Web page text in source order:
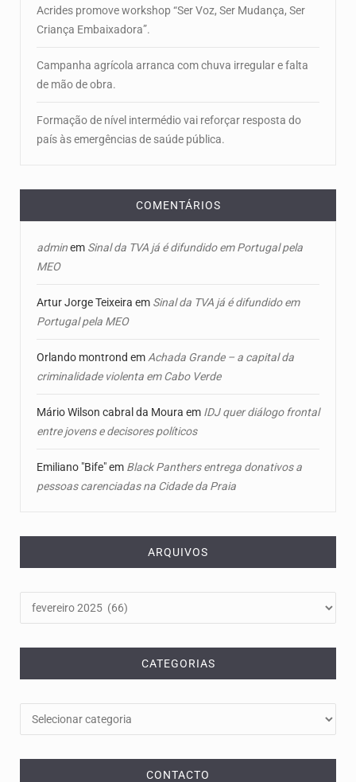
Acrides promove workshop “Ser Voz, Ser Mudança, Ser
Criança Embaixadora”.
Campanha agrícola arranca com chuva irregular e falta
de mão de obra.
Formação de nível intermédio vai reforçar resposta do
país às emergências de saúde pública.
COMENTÁRIOS
adminem Sinal da TVA já é difundido em Portugal pela
MEO
Artur Jorge Teixeira em Sinal da TVA já é difundido em
Portugal pela MEO
Orlando montrond em Achada Grande – a capital da
criminalidade violenta em Cabo Verde
Mário Wilson cabral da Moura em IDJ quer diálogo frontal
entre jovens e decisores políticos
Emiliano "Bife"em Black Panthers entrega donativos a
pessoas carenciadas na Cidade da Praia
ARQUIVOS
CATEGORIAS
CONTACTO